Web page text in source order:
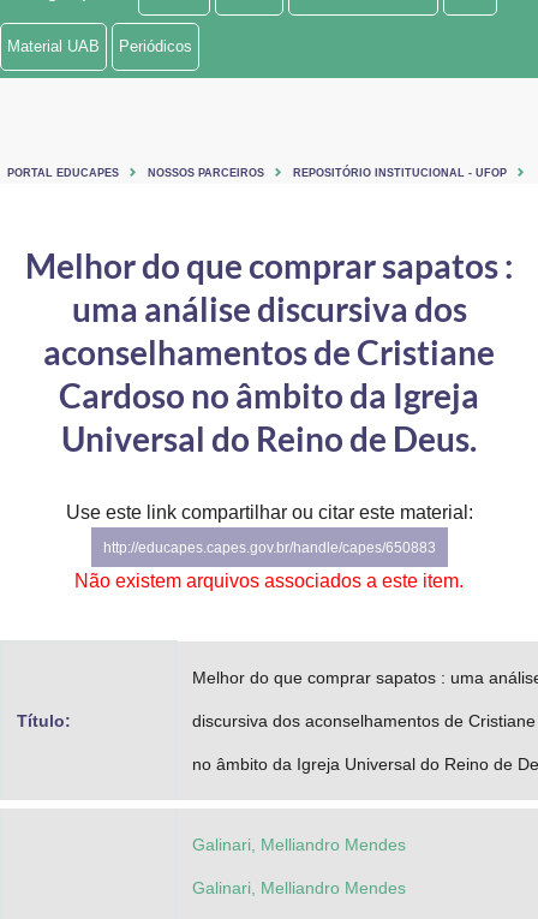
Ministério de Minas e Energia
Ministério da Mulher, da Família e dos Direitos Humanos
Secretaria-Geral
Secretaria de Governo
Gabinete de Segurança Institucional
Material UAB Periódicos
PORTAL EDUCAPES NOSSOS PARCEIROS REPOSITÓRIO INSTITUCIONAL - UFOP
Melhor do que comprar sapatos :
uma análise discursiva dos
aconselhamentos de Cristiane
Cardoso no âmbito da Igreja
Universal do Reino de Deus.
Use este link compartilhar ou citar este material:
http://educapes.capes.gov.br/handle/capes/650883
Não existem arquivos associados a este item.
Título:
Melhor do que comprar sapatos : uma
discursiva dos aconselhamentos de
no âmbito da Igreja Universal do Reino de
Galinari, Melliandro Mendes
Galinari, Melliandro Mendes